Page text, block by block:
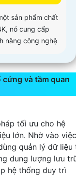
sản phẩm chất
nó cung cấp
năng công nghệ
cứng và tầm quan
tối ưu cho hệ
lớn. Nhờ vào việc
quản lý dữ liệu
dung lượng lưu
hệ thống duy trì